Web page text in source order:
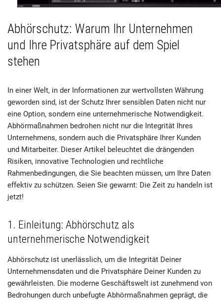
Abhörschutz: Warum Ihr Unternehmen
und Ihre Privatsphäre auf dem Spiel
stehen
In einer Welt, in der Informationen zur wertvollsten Währung
geworden sind, ist der Schutz Ihrer sensiblen Daten nicht nur
eine Option, sondern eine unternehmerische Notwendigkeit.
Abhörmaßnahmen bedrohen nicht nur die Integrität Ihres
Unternehmens, sondern auch die Privatsphäre Ihrer Kunden
und Mitarbeiter. Dieser Artikel beleuchtet die drängenden
Risiken, innovative Technologien und rechtliche
Rahmenbedingungen, die Sie beachten müssen, um Ihre Daten
effektiv zu schützen. Seien Sie gewarnt: Die Zeit zu handeln ist
jetzt!
1. Einleitung: Abhörschutz als
unternehmerische Notwendigkeit
Abhörschutz ist unerlässlich, um die Integrität Deiner
Unternehmensdaten und die Privatsphäre Deiner Kunden zu
gewährleisten. Die moderne Geschäftswelt ist zunehmend von
Bedrohungen durch unbefugte Abhörmaßnahmen geprägt, die